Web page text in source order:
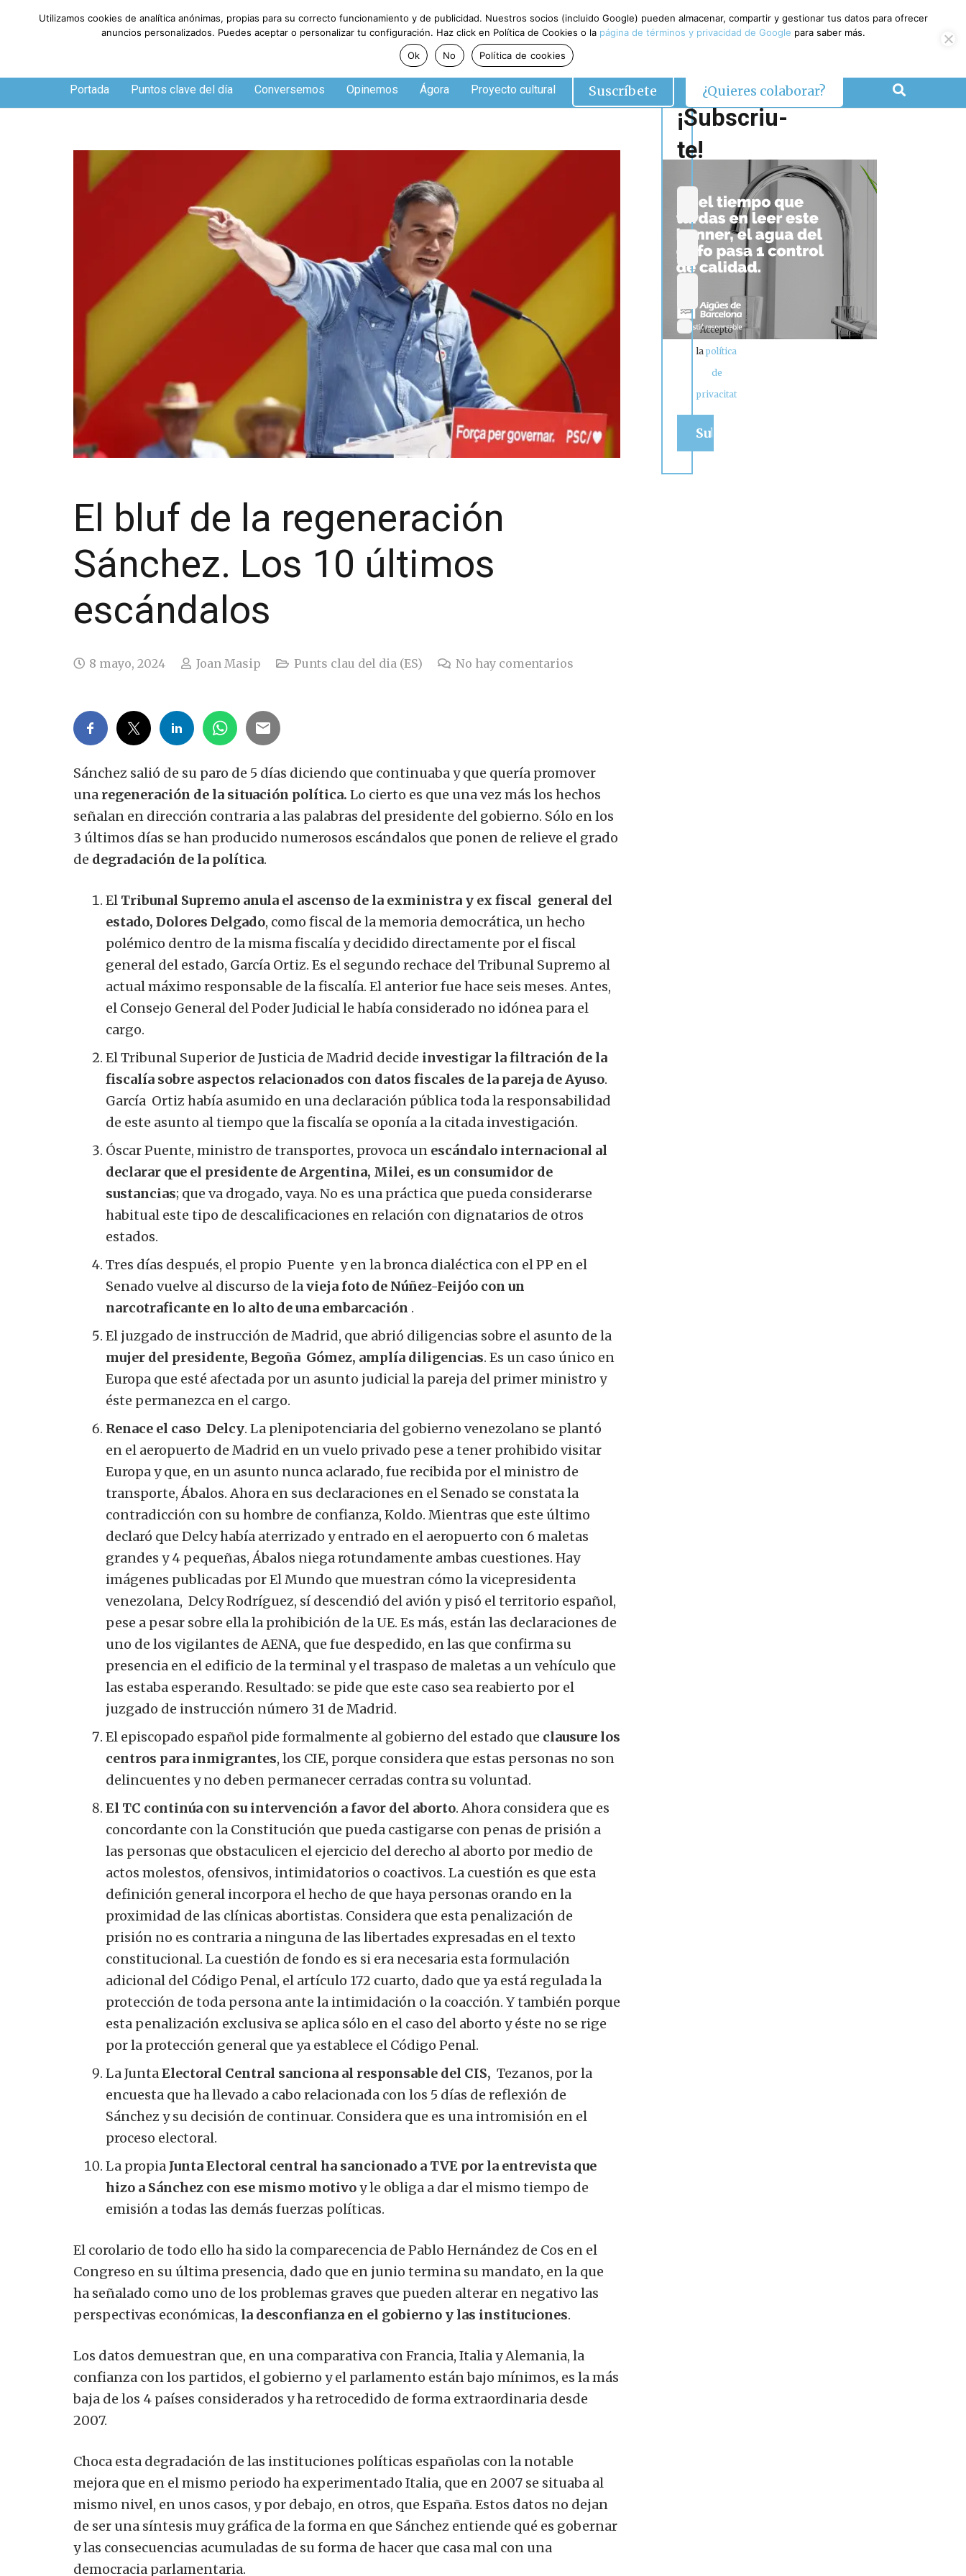
Sábado, 8 de agosto de 2026
Portada Puntos clave del día Conversemos Opinemos Ágora Proyecto cultural Suscríbete ¿Quieres colaborar?
El bluf de la regeneración
Sánchez. Los 10 últimos
escándalos
8 mayo, 2024 Joan Masip Punts clau del dia (ES) No hay comentarios
Sánchez salió de su paro de 5 días diciendo que continuaba y que quería promover
una regeneración de la situación política. Lo cierto es que una vez más los hechos
señalan en dirección contraria a las palabras del presidente del gobierno. Sólo en los
3 últimos días se han producido numerosos escándalos que ponen de relieve el grado
de degradación de la política.
El Tribunal Supremo anula el ascenso de la exministra y ex fiscal general del
estado, Dolores Delgado, como fiscal de la memoria democrática, un hecho
polémico dentro de la misma fiscalía y decidido directamente por el fiscal
general del estado, García Ortiz. Es el segundo rechace del Tribunal Supremo al
actual máximo responsable de la fiscalía. El anterior fue hace seis meses. Antes,
el Consejo General del Poder Judicial le había considerado no idónea para el
cargo.
El Tribunal Superior de Justicia de Madrid decide investigar la filtración de la
fiscalía sobre aspectos relacionados con datos fiscales de la pareja de Ayuso.
García Ortiz había asumido en una declaración pública toda la responsabilidad
de este asunto al tiempo que la fiscalía se oponía a la citada investigación.
Óscar Puente, ministro de transportes, provoca un escándalo internacional al
declarar que el presidente de Argentina, Milei, es un consumidor de
sustancias; que va drogado, vaya. No es una práctica que pueda considerarse
habitual este tipo de descalificaciones en relación con dignatarios de otros
estados.
Tres días después, el propio Puente y en la bronca dialéctica con el PP en el
Senado vuelve al discurso de lavieja foto de Núñez-Feijóo con un
narcotraficante en lo alto de una embarcación .
El juzgado de instrucción de Madrid, que abrió diligencias sobre el asunto de la
mujer del presidente, Begoña Gómez, amplía diligencias. Es un caso único en
Europa que esté afectada por un asunto judicial la pareja del primer ministro y
éste permanezca en el cargo.
Renace el caso Delcy. La plenipotenciaria del gobierno venezolano se plantó
en el aeropuerto de Madrid en un vuelo privado pese a tener prohibido visitar
Europa y que, en un asunto nunca aclarado, fue recibida por el ministro de
transporte, Ábalos. Ahora en sus declaraciones en el Senado se constata la
contradicción con su hombre de confianza, Koldo. Mientras que este último
declaró que Delcyhabía aterrizado y entrado en el aeropuerto con 6 maletas
grandes y 4 pequeñas, Ábalos niega rotundamente ambas cuestiones. Hay
imágenes publicadas por El Mundo que muestran cómo la vicepresidenta
venezolana, DelcyRodríguez, sí descendió del avión y pisó el territorio español,
pese a pesar sobre ella la prohibición de la UE. Es más, están las declaraciones de
uno de los vigilantes de AENA, que fue despedido, en las que confirma su
presencia en el edificio de la terminal y el traspaso de maletas a un vehículo que
las estaba esperando. Resultado: se pide que este caso sea reabierto por el
juzgado de instrucción número 31 de Madrid.
El episcopado español pide formalmente al gobierno del estado que clausure los
centros para inmigrantes, los CIE, porque considera que estas personas no son
delincuentes y no deben permanecer cerradas contra su voluntad.
El TC continúa con su intervención a favor del aborto. Ahora considera que es
concordante con la Constitución que pueda castigarse con penas de prisión a
las personas que obstaculicen el ejercicio del derecho al aborto por medio de
actos molestos, ofensivos, intimidatorios o coactivos. La cuestión es que esta
definición general incorpora el hecho de que haya personas orando en la
proximidad de las clínicas abortistas. Considera que esta penalización de
prisión no es contraria a ninguna de las libertades expresadas en el texto
constitucional. La cuestión de fondo es si era necesaria esta formulación
adicional del Código Penal, el artículo 172 cuarto, dado que ya está regulada la
protección de toda persona ante la intimidación o la coacción. Y también porque
esta penalización exclusiva se aplica sólo en el caso del aborto y éste no se rige
por la protección general que ya establece el Código Penal.
La JuntaElectoral Central sanciona al responsable del CIS, Tezanos, por la
encuesta que ha llevado a cabo relacionada con los 5 días de reflexión de
Sánchez y su decisión de continuar. Considera que es una intromisión en el
proceso electoral.
La propia Junta Electoral central ha sancionado a TVE por la entrevista que
hizo a Sánchez con ese mismo motivoy le obliga a dar el mismo tiempo de
emisión a todas las demás fuerzas políticas.
El corolario de todo ello ha sido la comparecencia de Pablo Hernández de Cos en el
Congreso en su última presencia, dado que en junio termina su mandato, en la que
ha señalado como uno de los problemas graves que pueden alterar en negativo las
perspectivas económicas, la desconfianza en el gobierno y las instituciones.
Los datos demuestran que, en una comparativa con Francia, Italia y Alemania, la
confianza con los partidos, el gobierno y el parlamento están bajo mínimos, es la más
baja de los 4 países considerados y ha retrocedido de forma extraordinaria desde
2007.
Choca esta degradación de las instituciones políticas españolas con la notable
mejora que en el mismo periodo ha experimentado Italia, que en 2007 se situaba al
mismo nivel, en unos casos, y por debajo, en otros, que España. Estos datos no dejan
de ser una síntesis muy gráfica de la forma en que Sánchez entiende qué es gobernar
y las consecuencias acumuladas de su forma de hacer que casa mal con una
democracia parlamentaria.
¡Subscriu-
te!
Accepto
lapolítica
de
privacitat
Utilizamos cookies de analítica anónimas, propias para su correcto funcionamiento y de publicidad. Nuestros socios (incluido Google) pueden almacenar, compartir y gestionar tus datos para ofrecer
anuncios personalizados. Puedes aceptar o personalizar tu configuración. Haz click en Política de Cookies o la página de términos y privacidad de Google para saber más.
Ok
No Política de cookies